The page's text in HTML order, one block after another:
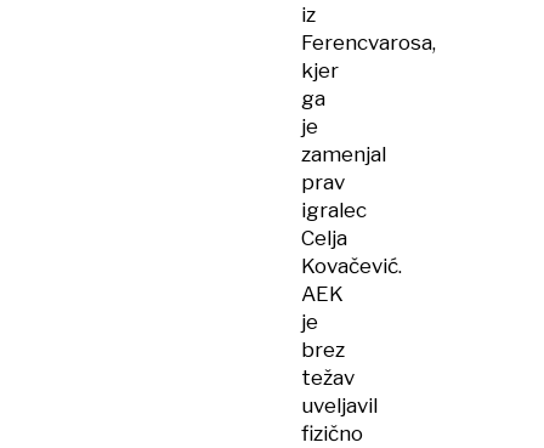
iz
Ferencvarosa,
kjer
ga
je
zamenjal
prav
igralec
Celja
Kovačević.
AEK
je
brez
težav
uveljavil
fizično